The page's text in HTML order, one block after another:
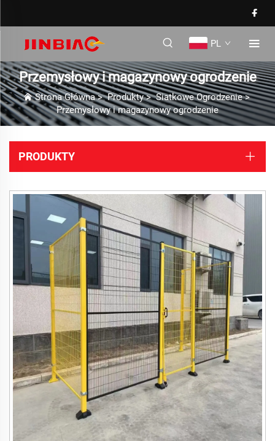
PL
Przemysłowy i magazynowy ogrodzenie
Strona Główna>Produkty>Siatkowe Ogrodzenie>
Przemysłowy i magazynowy ogrodzenie
PRODUKTY